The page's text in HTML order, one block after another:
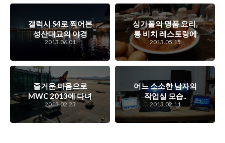
갤럭시 S4로 찍어본
성산대교의 야경
2013.06.01
싱가폴의 명품 요리,
롱 비치 레스토랑에
서 먹은 칠리크랩!
2013.05.15
즐거운 마음으로
MWC 2013에 다녀
오겠습니다 ^^;
2013.02.23
어느 소소한 남자의
작업실 모습..
2013.02.11